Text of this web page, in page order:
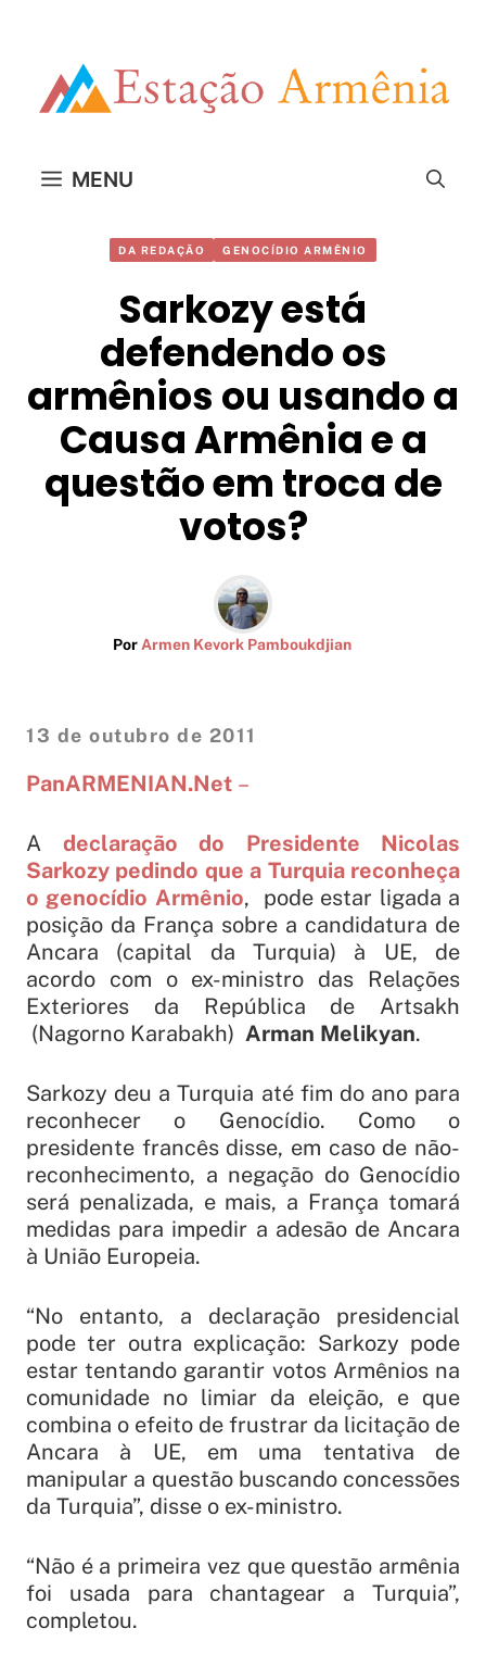
MENU
DA REDAÇÃO GENOCÍDIO ARMÊNIO
Sarkozy está
defendendo os
armênios ou usando a
Causa Armênia e a
questão em troca de
votos?
PorArmen Kevork Pamboukdjian
13 de outubro de 2011
PanARMENIAN.Net –
A declaração do Presidente Nicolas
Sarkozy pedindo que a Turquia reconheça
o genocídio Armênio, pode estar ligada a
posição da França sobre a candidatura de
Ancara (capital da Turquia) à UE, de
acordo com o ex-ministro das Relações
Exteriores da República de Artsakh
(Nagorno Karabakh) Arman Melikyan.
Sarkozy deu a Turquia até fim do ano para
reconhecer o Genocídio. Como o
presidente francês disse, em caso de não-
reconhecimento, a negação do Genocídio
será penalizada, e mais, a França tomará
medidas para impedir a adesão de Ancara
à União Europeia.
“No entanto, a declaração presidencial
pode ter outra explicação: Sarkozy pode
estar tentando garantir votos Armênios na
comunidade no limiar da eleição, e que
combina o efeito de frustrar da licitação de
Ancara à UE, em uma tentativa de
manipular a questão buscando concessões
da Turquia”, disse o ex-ministro.
“Não é a primeira vez que questão armênia
foi usada para chantagear a Turquia”,
completou.